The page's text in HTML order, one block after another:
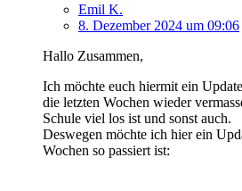
Emil K.
8. Dezember 2024 um 09:06
Hallo Zusammen,
Ich möchte euch hiermit ein
die letzten Wochen wieder
Schule viel los ist und sonst auch.
Deswegen möchte ich hier ein
Wochen so passiert ist: